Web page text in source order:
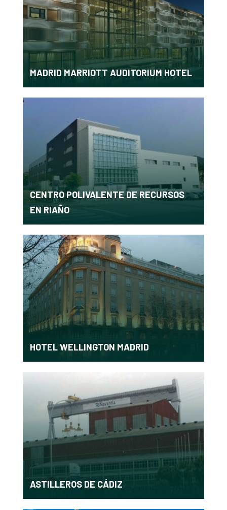
MADRID MARRIOTT AUDITORIUM HOTEL
CENTRO POLIVALENTE DE RECURSOS
EN RIAÑO
HOTEL WELLINGTON MADRID
ASTILLEROS DE CÁDIZ